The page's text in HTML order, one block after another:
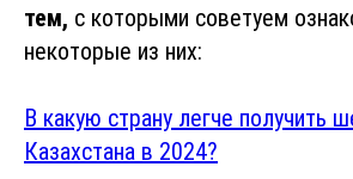
тем, с которыми советуем
некоторые из них:
В какую страну легче получить
Казахстана в 2024?